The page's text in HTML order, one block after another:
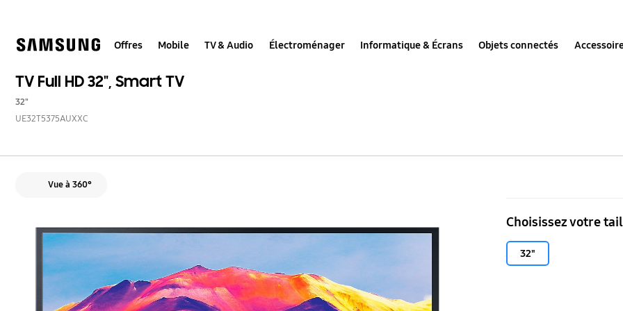
Offres Mobile TV & Audio Électroménager Informatique & Écrans Objets connectés
TV Full HD 32", Smart TV
32"
UE32T5375AUXXC
HD
32",
Vue à 360°
Choisissez votre
32"